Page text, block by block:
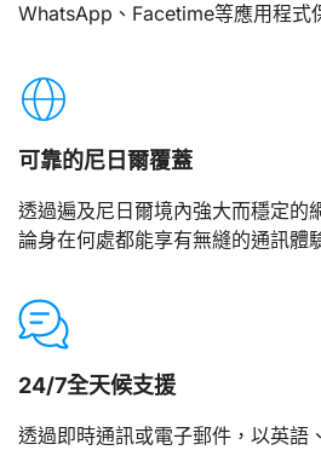
WhatsApp、Facetime等應用程
可靠的尼日爾覆蓋
透過遍及尼日爾境內強大而穩定的
論身在何處都能享有無縫的通訊體
24/7全天候支援
透過即時通訊或電子郵件，以英語